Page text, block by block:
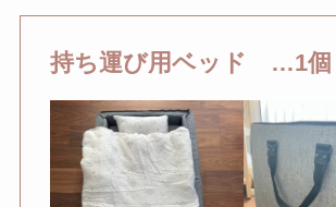
持ち運び用ベッド …1個